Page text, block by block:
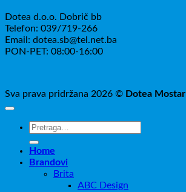
Dotea d.o.o. Dobrič bb
Telefon: 039/719-266
Email: dotea.sb@tel.net.ba
PON-PET: 08:00-16:00
Sva prava pridržana 2026 © Dotea Mostar
Pretraži:
Home
Brandovi
Brita
ABC Design